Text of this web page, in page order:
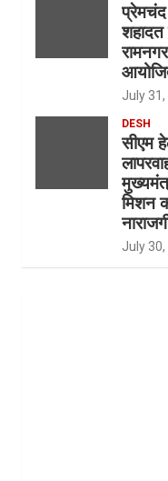
July 31,
DESH
सीएम
मिशन
July 30,